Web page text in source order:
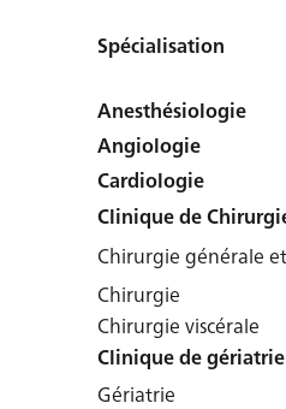
Spécialisation
Anesthésiologie
Angiologie
Cardiologie
Clinique de
Chirurgie générale
Chirurgie
Chirurgie viscérale
Clinique de gériatrie
Gériatrie